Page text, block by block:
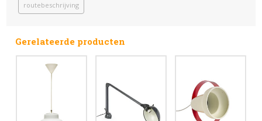
routebeschrijving
Gerelateerde producten